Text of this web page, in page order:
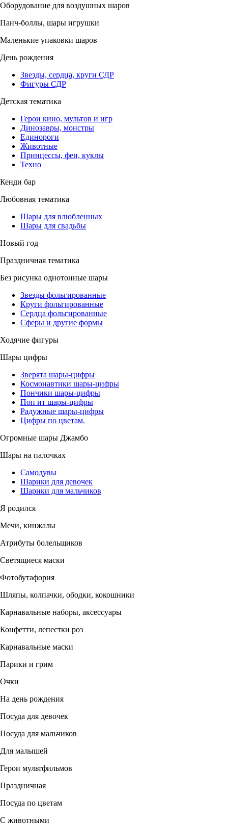
Оборудование для воздушных шаров
Панч-боллы, шары игрушки
Маленькие упаковки шаров
День рождения
Звезды, сердца, круги СДР
Фигуры СДР
Детская тематика
Герои кино, мультов и игр
Динозавры, монстры
Единороги
Животные
Принцессы, феи, куклы
Техно
Кенди бар
Любовная тематика
Шары для влюбленных
Шары для свадьбы
Новый год
Праздничная тематика
Без рисунка однотонные шары
Звезды фольгированные
Круги фольгированные
Сердца фольгированные
Сферы и другие формы
Ходячие фигуры
Шары цифры
Зверята шары-цифры
Космонавтики шары-цифры
Пончики шары-цифры
Поп ит шары-цифры
Радужные шары-цифры
Цифры по цветам.
Огромные шары Джамбо
Шары на палочках
Самодувы
Шарики для девочек
Шарики для мальчиков
Я родился
Мечи, кинжалы
Атрибуты болельщиков
Светящиеся маски
Фотобутафория
Шляпы, колпачки, ободки, кокошники
Карнавальные наборы, аксессуары
Конфетти, лепестки роз
Карнавальные маски
Парики и грим
Очки
На день рождения
Посуда для девочек
Посуда для мальчиков
Для малышей
Герои мультфильмов
Праздничная
Посуда по цветам
С животными